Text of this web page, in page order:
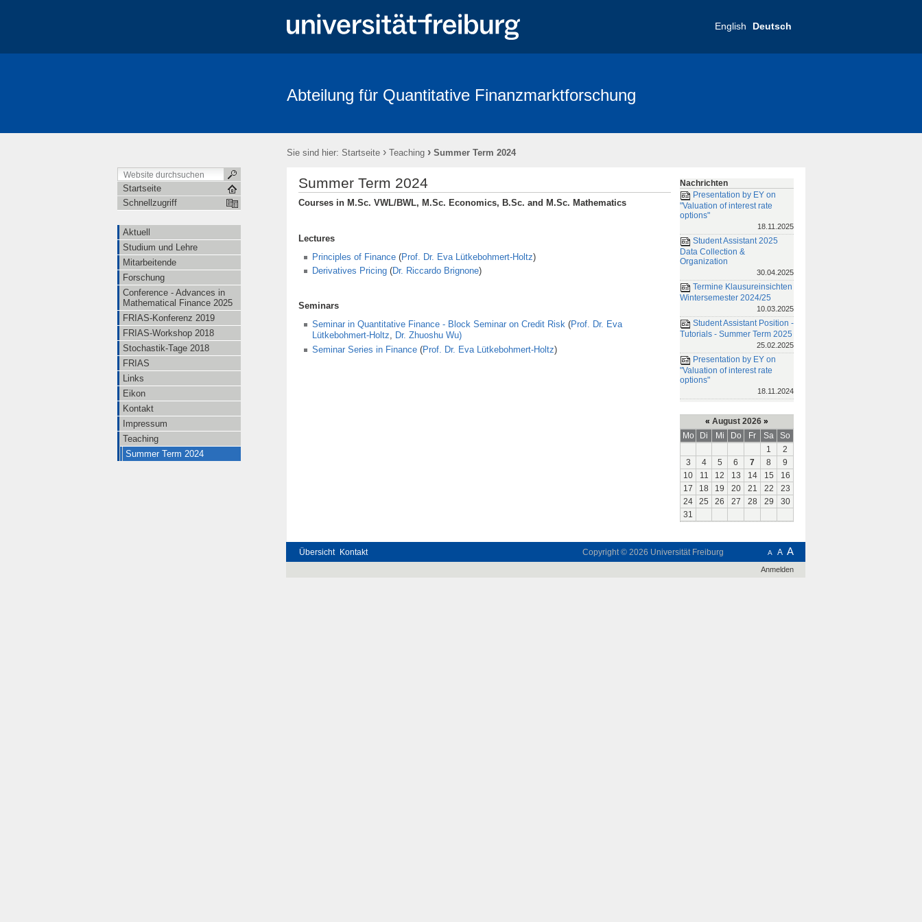
English Deutsch
Stochastik-Tage 2018 FRIAS Links Eikon Kontakt
Abteilung für Quantitative Finanzmarktforschung
Sie sind hier: Startseite › Teaching › Summer Term 2024
Startseite
Schnellzugriff
Aktuell
Studium und Lehre
Mitarbeitende
Forschung
Conference - Advances in
Mathematical Finance 2025
FRIAS-Konferenz 2019
FRIAS-Workshop 2018
Stochastik-Tage 2018
FRIAS
Links
Eikon
Kontakt
Impressum
Teaching
Summer Term 2024
Summer Term 2024
Courses in M.Sc. VWL/BWL, M.Sc. Economics, B.Sc. and M.Sc. Mathematics
Lectures
Principles of Finance(Prof. Dr. Eva Lütkebohmert-Holtz)
Derivatives Pricing (Dr. Riccardo Brignone)
Seminars
Seminar in Quantitative Finance - Block Seminar on Credit Risk(Prof. Dr. Eva
Lütkebohmert-Holtz, Dr. Zhuoshu Wu)
Seminar Series in Finance (Prof. Dr. Eva Lütkebohmert-Holtz)
Nachrichten
Presentation by EY on
"Valuation of interest rate
options"
18.11.2025
Student Assistant 2025
Data Collection &
Organization
30.04.2025
Termine Klausureinsichten
Wintersemester 2024/25
10.03.2025
Student Assistant Position -
Tutorials - Summer Term 2025
25.02.2025
Presentation by EY on
"Valuation of interest rate
options"
18.11.2024
« August 2026 »
Mo
Di Mi Do Fr Sa
So
1
2
3
4 5 6 7 8
9
10
11 12 13 14 15
16
17
18 19 20 21 22
23
24
25 26 27 28 29
30
31
Übersicht Kontakt A A A
Copyright © 2026 Universität Freiburg
Anmelden